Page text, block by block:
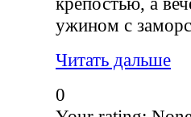
ужином с
Читать дальше
0